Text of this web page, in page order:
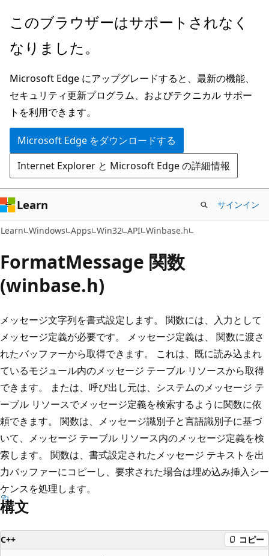
メ
ン
ン
テ
ン
ツ
に
ス
キ
ッ
プ
このブラウザーはサポートされなく
なりました。
Microsoft Edge にアップグレードすると、最新の機能、
セキュリティ更新プログラム、およびテクニカル サポー
トを利用できます。
Microsoft Edge をダウンロードする
Internet Explorer と Microsoft Edge の詳細情報
Learn サインイン
Learn Windows Apps Win32 API Winbase.h
FormatMessage 関数
(winbase.h)
メッセージ文字列を書式設定します。 関数には、入力として
メッセージ定義が必要です。 メッセージ定義は、 関数に渡さ
れたバッファーから取得できます。 これは、既に読み込まれ
ているモジュール内のメッセージ テーブル リソースから取得
できます。 または、呼び出し元は、システムのメッセージ テ
ーブル リソースでメッセージ定義を検索するように関数に依
頼できます。 関数は、メッセージ識別子と言語識別子に基づ
いて、メッセージ テーブル リソース内のメッセージ定義を検
索します。 関数は、書式設定されたメッセージ テキストを出
力バッファーにコピーし、要求された場合は埋め込み挿入シー
ケンスを処理します。
構文
C++ コピー